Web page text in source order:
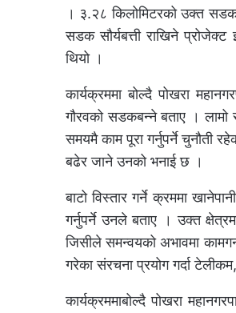
। ३.२८ किलोमिटरको उक्त
सडक सौर्यबत्ती राखिने
थियो ।
कार्यक्रममा बोल्दै पोखरा
गौरवको सडकबन्ने बताए । लामो
समयमै काम पूरा गर्नुपर्ने चुनौती
बढेर जाने उनको भनाई छ ।
बाटो विस्तार गर्ने क्रममा
गर्नुपर्ने उनले बताए । उक्त
जिसीले समन्वयको अभावमा
गरेका संरचना प्रयोग गर्दा
कार्यक्रममाबोल्दै पोखरा